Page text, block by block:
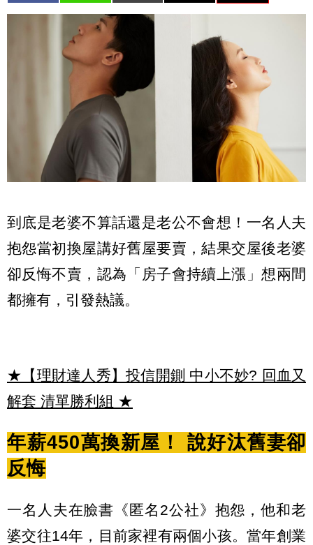
到底是老婆不算話還是老公不會想！一名人夫
抱怨當初換屋講好舊屋要賣，結果交屋後老婆
卻反悔不賣，認為「房子會持續上漲」想兩間
都擁有，引發熱議。
★【理財達人秀】投信開鍘 中小不妙? 回血又
解套 清單勝利組 ★
年薪450萬換新屋！ 說好汰舊妻卻
反悔
一名人夫在臉書《匿名2公社》抱怨，他和老
婆交往14年，目前家裡有兩個小孩。當年創業